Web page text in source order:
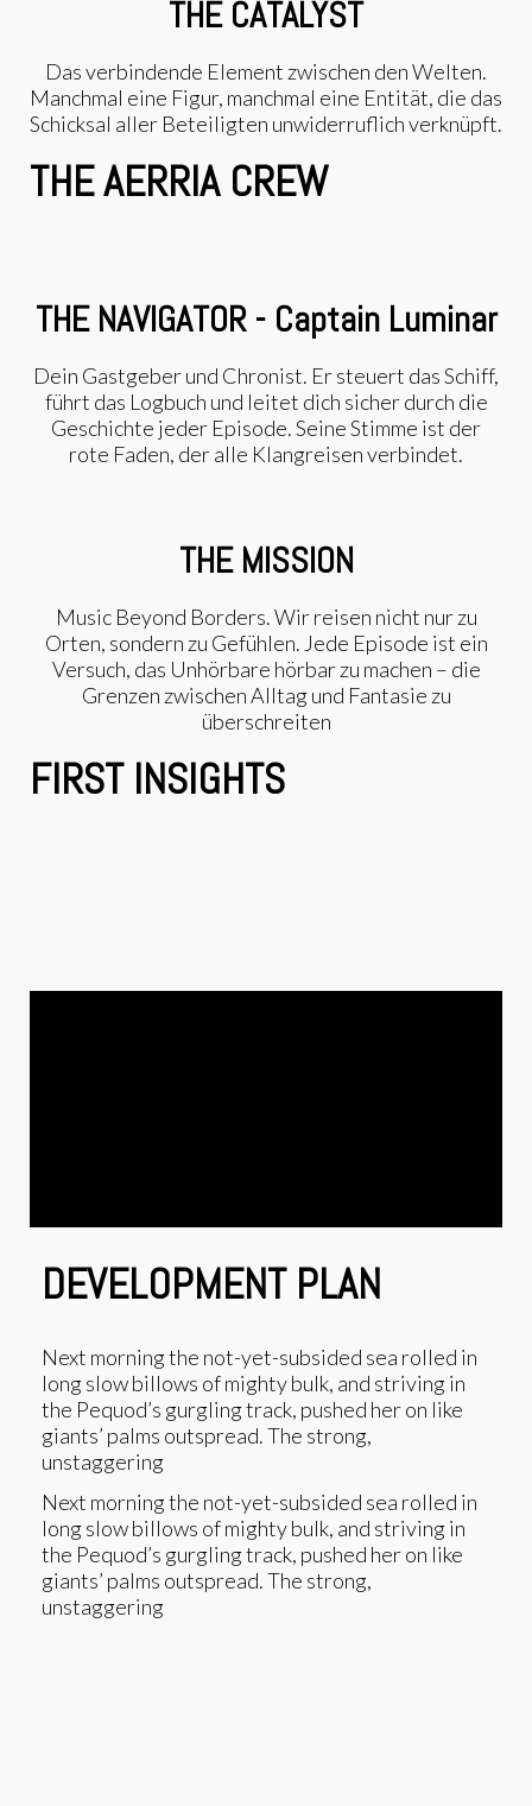
THE CATALYST
Das verbindende Element zwischen den Welten.
Manchmal eine Figur, manchmal eine Entität, die das
Schicksal aller Beteiligten unwiderruflich verknüpft.
THE AERRIA CREW
THE NAVIGATOR - Captain Luminar
Dein Gastgeber und Chronist. Er steuert das Schiff,
führt das Logbuch und leitet dich sicher durch die
Geschichte jeder Episode. Seine Stimme ist der
rote Faden, der alle Klangreisen verbindet.
THE MISSION
Music Beyond Borders. Wir reisen nicht nur zu
Orten, sondern zu Gefühlen. Jede Episode ist ein
Versuch, das Unhörbare hörbar zu machen – die
Grenzen zwischen Alltag und Fantasie zu
überschreiten
FIRST INSIGHTS
DEVELOPMENT PLAN
Next morning the not-yet-subsided sea rolled in
long slow billows of mighty bulk, and striving in
the Pequod’s gurgling track, pushed her on like
giants’ palms outspread. The strong,
unstaggering
Next morning the not-yet-subsided sea rolled in
long slow billows of mighty bulk, and striving in
the Pequod’s gurgling track, pushed her on like
giants’ palms outspread. The strong,
unstaggering